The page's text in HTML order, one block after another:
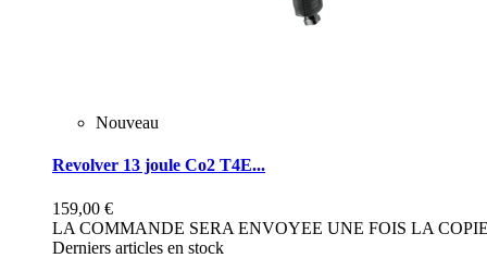
Nouveau
Revolver 13 joule Co2 T4E...
159,00 €
LA COMMANDE SERA ENVOYEE UNE FOIS LA
Derniers articles en stock